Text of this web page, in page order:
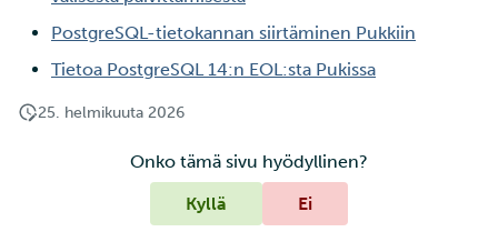
tarkastelu
Laskutus
tunnistautuminen
Vahva tunnistautuminen
Kustomize
kehittämällä ja
verkkosovellus
PostgreSQL-tietokannan siirtäminen Pukkiin
Tietoa PostgreSQL 14:n EOL:sta Pukissa
25. helmikuuta 2026
Onko tämä sivu hyödyllinen?
Kyllä
Ei